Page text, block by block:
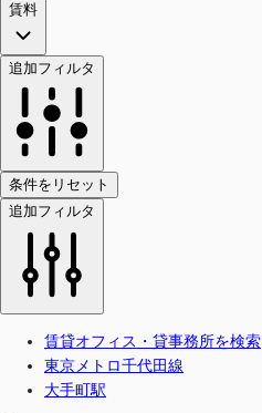
賃料
追加フィルタ
条件をリセット
追加フィルタ
賃貸オフィス・貸事務所を検索
東京メトロ千代田線
大手町駅